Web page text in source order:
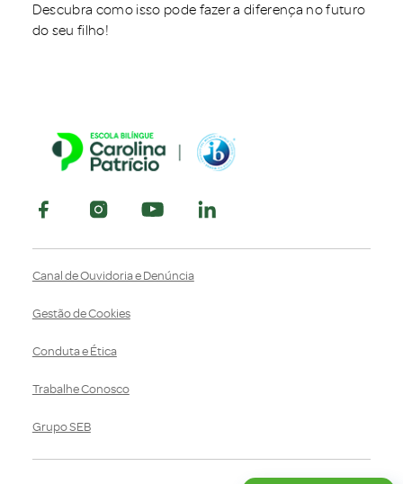
Descubra como isso pode fazer a diferença no futuro
do seu filho!
Canal de Ouvidoria e Denúncia
Gestão de Cookies
Conduta e Ética
Trabalhe Conosco
Grupo SEB